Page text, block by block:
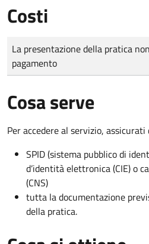
Costi
Tipo di pagamento
Importo
La presentazione della pratica
pagamento
Cosa serve
Per accedere al servizio, assicurati
SPID (sistema pubblico di
d’identità elettronica (CIE) o
(CNS)
tutta la documentazione
della pratica.